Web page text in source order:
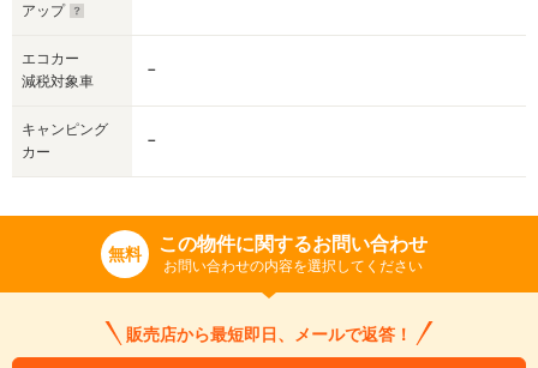
アップ
エコカー
減税対象車
－
キャンピング
カー
－
無料 この物件に関するお問い合わせ
お問い合わせの内容を選択してください
販売店から最短即日、メールで返答！